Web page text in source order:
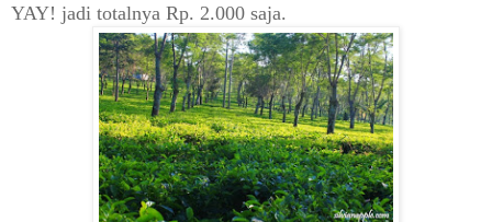
YAY! jadi totalnya Rp. 2.000 saja.